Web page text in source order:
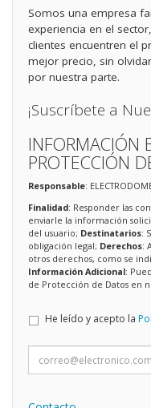
Somos una empresa
experiencia en el
clientes encuentren el
mejor precio, sin
por nuestra parte.
¡Suscríbete a
INFORMACIÓN
PROTECCIÓN
Responsable:
Finalidad: Responder las
enviarle la información
del usuario; Destinatarios:
obligación legal; Derechos:
otros derechos, como se
Información Adicional:
de Protección de Datos en
He leído y acepto la